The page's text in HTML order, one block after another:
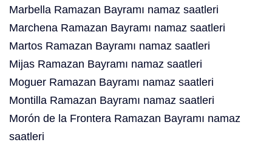
Marbella Ramazan Bayramı namaz saatleri
Marchena Ramazan Bayramı namaz saatleri
Martos Ramazan Bayramı namaz saatleri
Mijas Ramazan Bayramı namaz saatleri
Moguer Ramazan Bayramı namaz saatleri
Montilla Ramazan Bayramı namaz saatleri
Morón de la Frontera Ramazan Bayramı namaz
saatleri